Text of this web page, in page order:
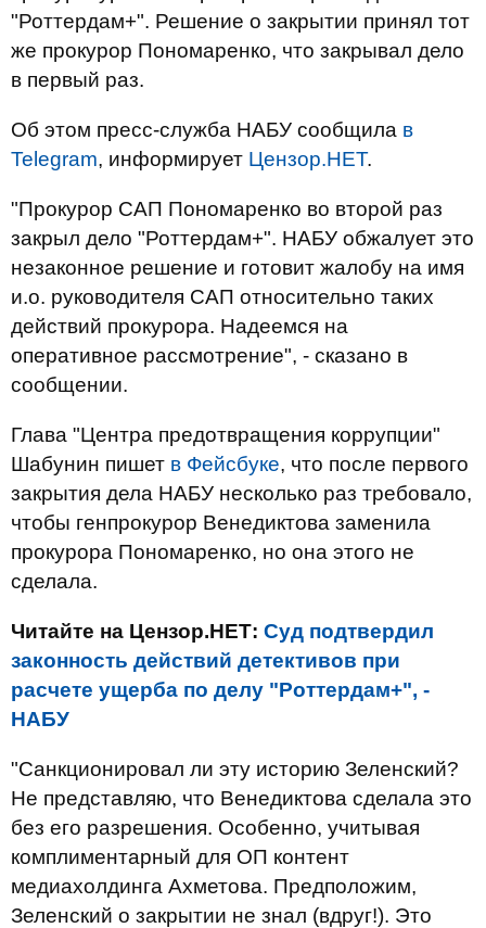
"Роттердам+". Решение о закрытии принял тот
же прокурор Пономаренко, что закрывал дело
в первый раз.
Об этом пресс-служба НАБУ сообщила в
Telegram, информирует Цензор.НЕТ.
"Прокурор САП Пономаренко во второй раз
закрыл дело "Роттердам+". НАБУ обжалует это
незаконное решение и готовит жалобу на имя
и.о. руководителя САП относительно таких
действий прокурора. Надеемся на
оперативное рассмотрение", - сказано в
сообщении.
Глава "Центра предотвращения коррупции"
Шабунин пишет в Фейсбуке, что после первого
закрытия дела НАБУ несколько раз требовало,
чтобы генпрокурор Венедиктова заменила
прокурора Пономаренко, но она этого не
сделала.
Читайте на Цензор.НЕТ: Суд подтвердил
законность действий детективов при
расчете ущерба по делу "Роттердам+", -
НАБУ
"Санкционировал ли эту историю Зеленский?
Не представляю, что Венедиктова сделала это
без его разрешения. Особенно, учитывая
комплиментарный для ОП контент
медиахолдинга Ахметова. Предположим,
Зеленский о закрытии не знал (вдруг!). Это